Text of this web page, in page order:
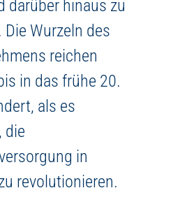
darüber hinaus zu
Die Wurzeln des
reichen
in das frühe 20.
als es
die
in
revolutionieren.